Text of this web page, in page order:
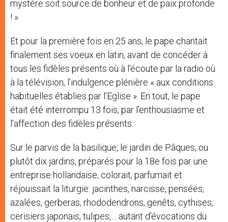
mystère soit source de bonheur et de paix profonde
! »
Et pour la première fois en 25 ans, le pape chantait
finalement ses voeux en latin, avant de concéder à
tous les fidèles présents où à l’écoute par la radio où
à la télévision, l’indulgence plénière « aux conditions
habituelles établies par l’Eglise ». En tout, le pape
était été interrompu 13 fois, par l’enthousiasme et
l’affection des fidèles présents.
Sur le parvis de la basilique, le jardin de Pâques, ou
plutôt dix jardins, préparés pour la 18e fois par une
entreprise hollandaise, colorait, parfumait et
réjouissait la liturgie: jacinthes, narcisse, pensées,
azalées, gerberas, rhododendrons, genêts, cythises,
cerisiers japonais, tulipes,… autant d’évocations du